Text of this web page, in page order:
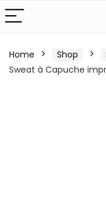
Home Shop
Sweat à Capuche